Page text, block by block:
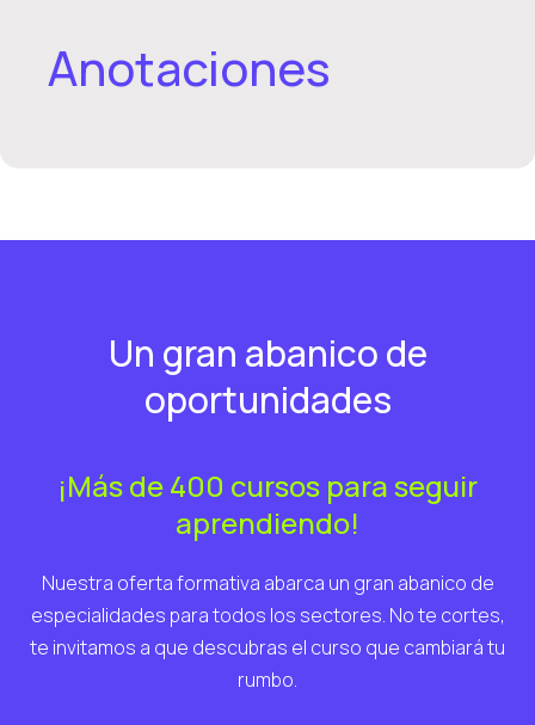
Anotaciones
Un gran abanico de
oportunidades
¡Más de 400 cursos para seguir
aprendiendo!
Nuestra oferta formativa abarca un gran abanico de
especialidades para todos los sectores. No te cortes,
te invitamos a que descubras el curso que cambiará tu
rumbo.